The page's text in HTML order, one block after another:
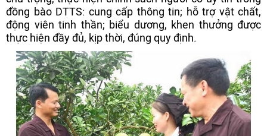
đồng bào DTTS: cung cấp thông tin; hỗ trợ vật chất,
động viên tinh thần; biểu dương, khen thưởng được
thực hiện đầy đủ, kịp thời, đúng quy định.